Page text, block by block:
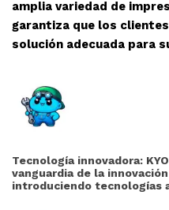
amplia variedad de
garantiza que los
solución adecuada para
Tecnología innovadora:
vanguardia de la
introduciendo tecnologías